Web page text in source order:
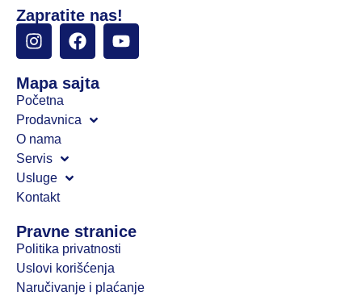
Zapratite nas!
Mapa sajta
Početna
Prodavnica
O nama
Servis
Usluge
Kontakt
Pravne stranice
Politika privatnosti
Uslovi korišćenja
Naručivanje i plaćanje